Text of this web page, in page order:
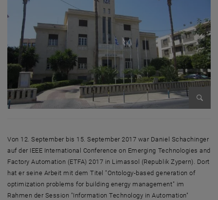
Von 12. September bis 15. September 2017 war Daniel Schachinger
auf der IEEE International Conference on Emerging Technologies and
Factory Automation (ETFA) 2017 in Limassol (Republik Zypern). Dort
hat er seine Arbeit mit dem Titel "Ontology-based generation of
optimization problems for building energy management" im
Rahmen der Session "Information Technology in Automation"